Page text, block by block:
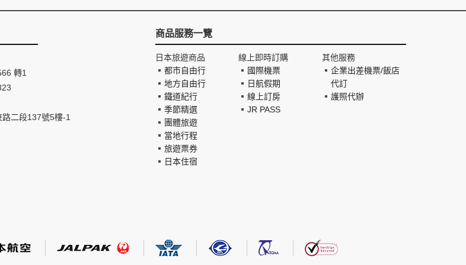
轉1
二段137號5樓-1
商品服務一覽
日本旅遊商品
都市自由行
地方自由行
鐵道紀行
季節精選
團體旅遊
當地行程
旅遊票券
日本住宿
線上即時訂購
國際機票
日航假期
線上訂房
JR PASS
其他服務
企業出差機票/飯店
代訂
護照代辦